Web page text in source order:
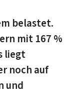
belastet.
mit 167 %
liegt
noch auf
und